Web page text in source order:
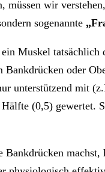
müssen wir verstehen,
sogenannte
Muskel
oder
unterstützend mit
(0,5) gewertet.